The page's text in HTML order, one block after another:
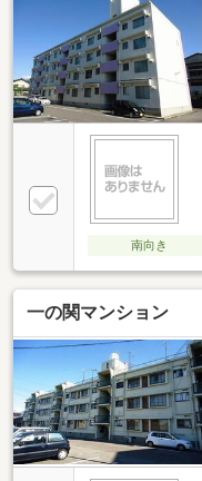
南向き
一の関マンション